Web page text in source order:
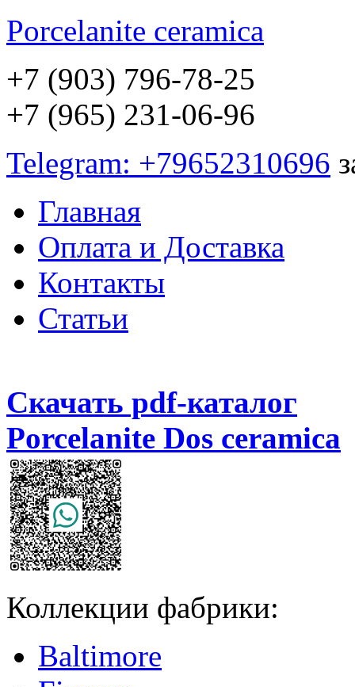
Porcelanite ceramica
+7 (903) 796-78-25
+7 (965) 231-06-96
Telegram: +79652310696
Главная
Оплата и Доставка
Контакты
Статьи
Скачать pdf-каталог
Porcelanite Dos ceramica
Коллекции фабрики:
Baltimore